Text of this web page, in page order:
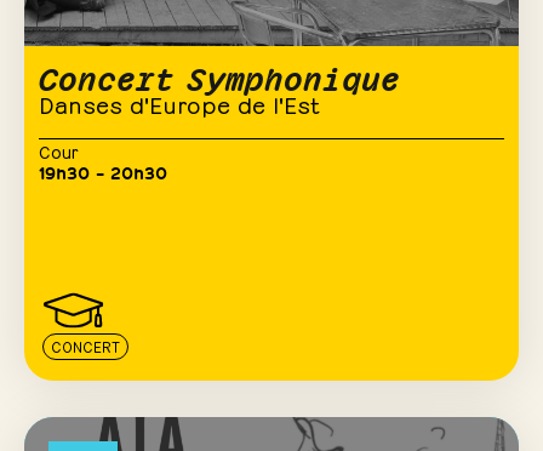
Concert Symphonique
Danses d'Europe de l'Est
Cour
19h30 – 20h30
CONCERT